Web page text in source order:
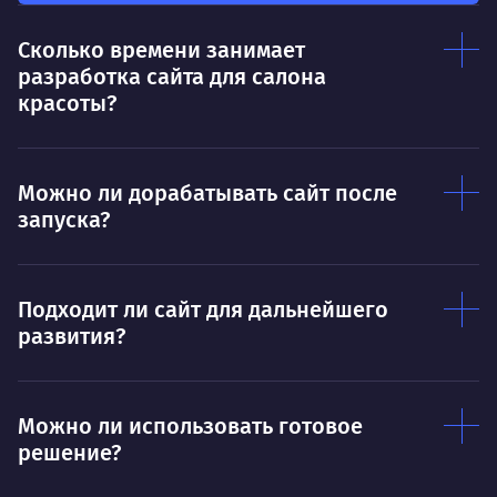
Нравится
Дышать. Без этого совсем не могу.
Умею
Договариваться.
сказано.
О
Сколько времени занимает
разработка сайта для салона
красоты?
Можно ли дорабатывать сайт после
запуска?
Подходит ли сайт для дальнейшего
развития?
Можно ли использовать готовое
решение?